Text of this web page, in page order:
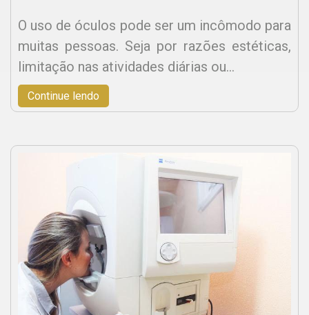
O uso de óculos pode ser um incômodo para
muitas pessoas. Seja por razões estéticas,
limitação nas atividades diárias ou…
Continue lendo